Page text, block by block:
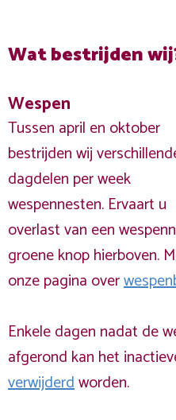
Wat bestrijden
Wespen
Tussen april en oktober
bestrijden wij
dagdelen per week
wespennesten. Ervaart u
overlast van een
groene knop hierboven.
onze pagina over
Enkele dagen nadat de
afgerond kan het
verwijderdworden.